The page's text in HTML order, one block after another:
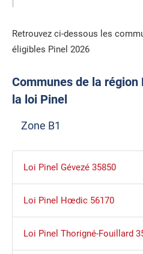
Retrouvez ci-dessous les
éligibles Pinel 2026
Communes de la
la loi Pinel
Zone B1
Loi Pinel Gévezé 35850
Loi Pinel Hœdic 56170
Loi Pinel Thorigné-Fouillard